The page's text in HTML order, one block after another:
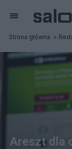
Strona główna
Areszt dla